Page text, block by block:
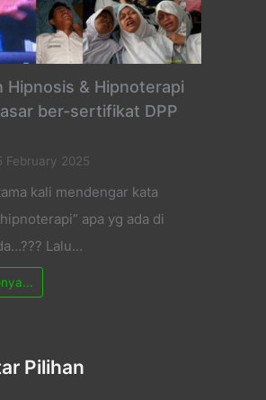
Hipnosis & Hipnoterapi
ber-sertifikat DPP
February 2025
kali mendengar kata
apa yg ada di
Lalu…
Pilihan